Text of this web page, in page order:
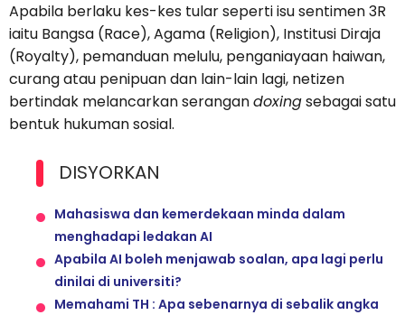
Apabila berlaku kes-kes tular seperti isu sentimen 3R
iaitu Bangsa (Race), Agama (Religion), Institusi Diraja
(Royalty), pemanduan melulu, penganiayaan haiwan,
curang atau penipuan dan lain-lain lagi, netizen
bertindak melancarkan serangandoxingsebagai satu
bentuk hukuman sosial.
DISYORKAN
Mahasiswa dan kemerdekaan minda dalam
menghadapi ledakan AI
Apabila AI boleh menjawab soalan, apa lagi perlu
dinilai di universiti?
Memahami TH : Apa sebenarnya di sebalik angka